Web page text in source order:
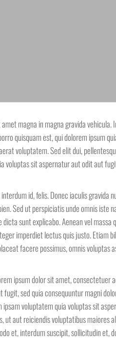
magna in magna gravida
quisquam est, qui dolorem ipsum
voluptatem. Sed elit dui,
voluptas sit aspernatur aut odit aut
id, felis. Donec iaculis gravida
Sed ut perspiciatis unde omnis
sunt explicabo. Aenean vel
imperdiet lectus quis justo. Etiam
facere possimus, omnis voluptas
ipsum dolor sit amet, consectetuer
sed quia consequuntur magni
voluptatem quia voluptas sit
aut reiciendis voluptatibus maiores
et, interdum suscipit, sollicitudin et,